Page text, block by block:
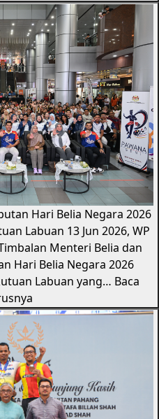
Hari Belia Negara 2026
Labuan 13 Jun 2026, WP
Menteri Belia dan
Hari Belia Negara 2026
Labuan yang… Baca